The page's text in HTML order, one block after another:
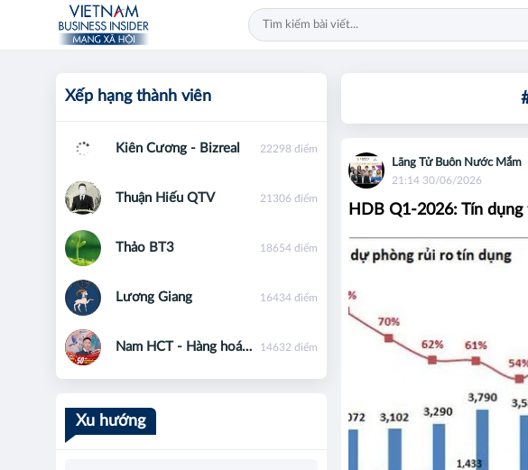
Lãng Tử Buôn Nước Mắm
21:14 30/06/2026
HDB Q1-2026: Tín
Xếp hạng thành viên
Kiên Cương - Bizreal 22298 điểm
Thuận Hiếu QTV 21306 điểm
Thảo BT3 18654 điểm
Lương Giang 16434 điểm
Nam HCT - Hàng hoá phái sinh - 0867091553 14632 điểm
Xu hướng